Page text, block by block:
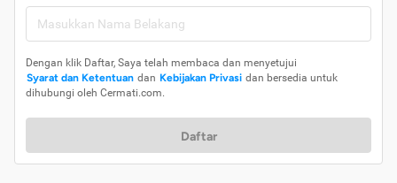
Dengan klik Daftar, Saya telah membaca dan menyetujui
Syarat dan Ketentuan dan Kebijakan Privasi dan bersedia untuk
dihubungi oleh Cermati.com.
Daftar